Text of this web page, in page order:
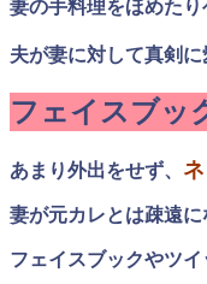
妻の手料理をほめた
夫が妻に対して真剣
フェイスブッ
あまり外出をせず、
妻が元カレとは疎遠
フェイスブックやツ